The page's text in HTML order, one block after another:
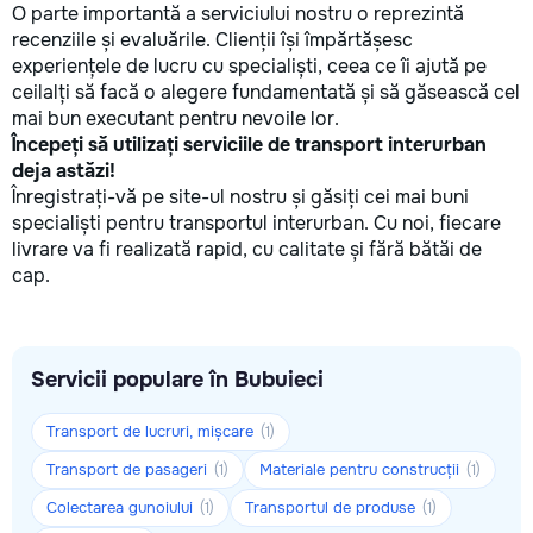
O parte importantă a serviciului nostru o reprezintă
recenziile și evaluările. Clienții își împărtășesc
experiențele de lucru cu specialiști, ceea ce îi ajută pe
ceilalți să facă o alegere fundamentată și să găsească cel
mai bun executant pentru nevoile lor.
Începeți să utilizați serviciile de transport interurban
deja astăzi!
Înregistrați-vă pe site-ul nostru și găsiți cei mai buni
specialiști pentru transportul interurban. Cu noi, fiecare
livrare va fi realizată rapid, cu calitate și fără bătăi de
cap.
Servicii populare în Bubuieci
Transport de lucruri, mișcare (1)
Transport de pasageri (1) Materiale pentru construcții (1)
Colectarea gunoiului (1) Transportul de produse (1)